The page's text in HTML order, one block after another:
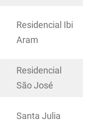
Residencial Ibi
Aram
Residencial
São José
Santa Julia